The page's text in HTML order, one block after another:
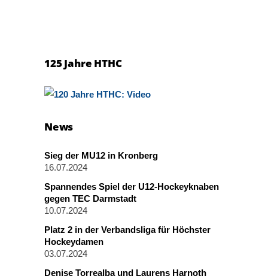
125 Jahre HTHC
News
Sieg der MU12 in Kronberg
16.07.2024
Spannendes Spiel der U12-Hockeyknaben
gegen TEC Darmstadt
10.07.2024
Platz 2 in der Verbandsliga für Höchster
Hockeydamen
03.07.2024
Denise Torrealba und Laurens Harnoth